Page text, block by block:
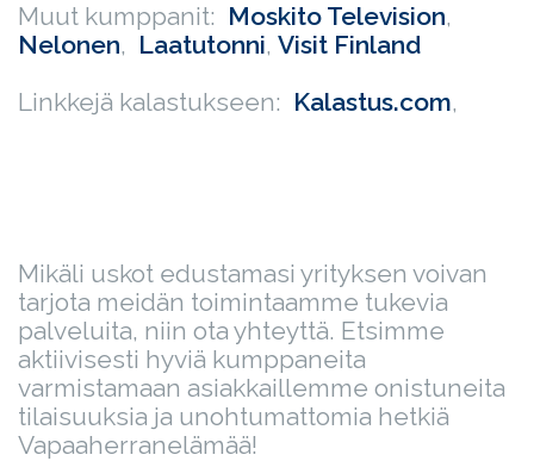
Muut kumppanit: Moskito Television,
Nelonen, Laatutonni, Visit Finland
Linkkejä kalastukseen: Kalastus.com,
Mikäli uskot edustamasi yrityksen voivan
tarjota meidän toimintaamme tukevia
palveluita, niin ota yhteyttä. Etsimme
aktiivisesti hyviä kumppaneita
varmistamaan asiakkaillemme onistuneita
tilaisuuksia ja unohtumattomia hetkiä
Vapaaherranelämää!